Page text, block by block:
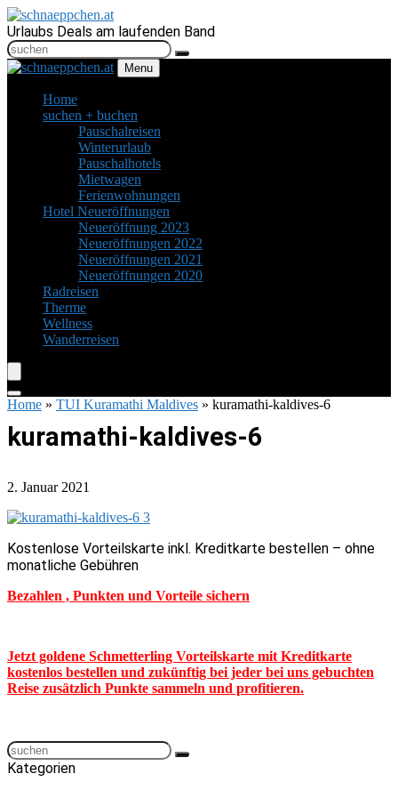
Urlaubs Deals am laufenden Band
Menu
Home
suchen + buchen
Pauschalreisen
Winterurlaub
Pauschalhotels
Mietwagen
Ferienwohnungen
Hotel Neueröffnungen
Neueröffnung 2023
Neueröffnungen 2022
Neueröffnungen 2021
Neueröffnungen 2020
Radreisen
Therme
Wellness
Wanderreisen
Home » TUI Kuramathi Maldives » kuramathi-kaldives-6
kuramathi-kaldives-6
2. Januar 2021
Kostenlose Vorteilskarte inkl. Kreditkarte bestellen – ohne
monatliche Gebühren
Bezahlen , Punkten und Vorteile sichern
Jetzt goldene Schmetterling Vorteilskarte mit Kreditkarte
kostenlos bestellen und zukünftig bei jeder bei uns gebuchten
Reise zusätzlich Punkte sammeln und profitieren.
Kategorien